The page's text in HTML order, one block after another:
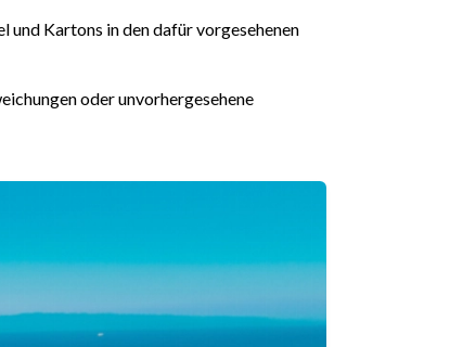
Kartons in den dafür vorgesehenen
oder unvorhergesehene